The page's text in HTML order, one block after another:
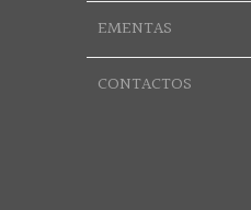
EMENTAS
CONTACTOS